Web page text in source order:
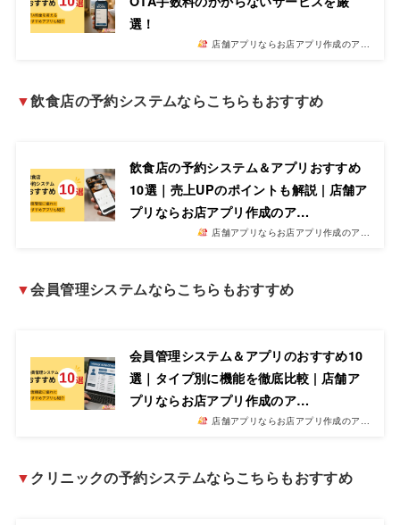
選！
店舗アプリならお店アプリ作成のア…
▼飲食店の予約システムならこちらもおすすめ
飲食店の予約システム＆アプリおすすめ
10選｜売上UPのポイントも解説 | 店舗ア
プリならお店アプリ作成のア…
店舗アプリならお店アプリ作成のア…
▼会員管理システムならこちらもおすすめ
会員管理システム＆アプリのおすすめ10
選｜タイプ別に機能を徹底比較 | 店舗ア
プリならお店アプリ作成のア…
店舗アプリならお店アプリ作成のア…
▼クリニックの予約システムならこちらもおすすめ